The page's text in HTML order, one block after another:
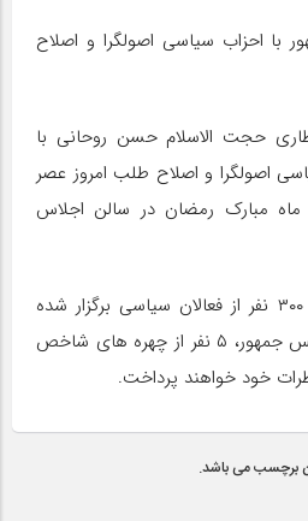
با احزاب سیاسی اصولگرا و اصلاح
حجت الاسلام حسن روحانی با
اصولگرا و اصلاح طلب امروز عصر
مبارک رمضان در سالن اجلاس
در این مراسم که با حضور ۳۰۰ نفر از فعالان سیاسی برگزار شده
است علاوه بر سخنرانی رئیس جمهور، ۵ نفر از چهره های شاخص
خود خواهند پرداخت.
برچسب می باشد.